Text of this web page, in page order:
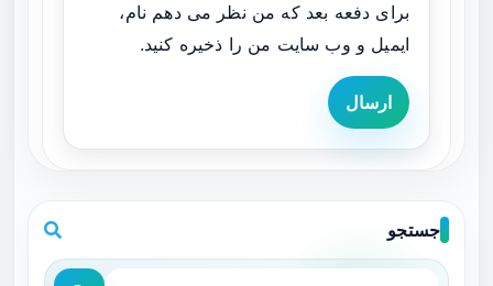
برای دفعه بعد که من نظر می دهم نام،
ایمیل و وب سایت من را ذخیره کنید.
ارسال
جستجو